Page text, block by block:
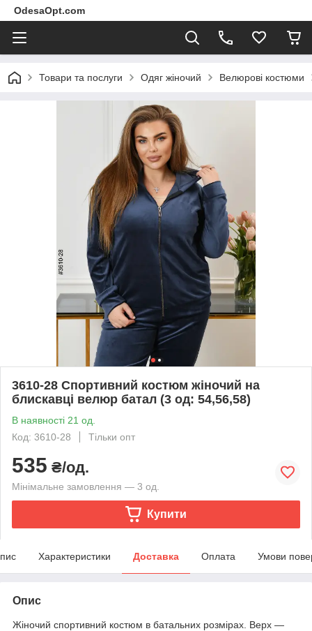
OdesaOpt.com
Товари та послуги Одяг жіночий Велюрові костюми
3610-28 Спортивний костюм жіночий на
блискавці велюр батал (3 од: 54,56,58)
В наявності 21 од.
Код: 3610-28
Тільки опт
535 ₴/од.
Мінімальне замовлення — 3 од.
Купити
Характеристики Доставка Оплата Умови
Опис
Жіночий спортивний костюм в батальних розмірах. Верх —